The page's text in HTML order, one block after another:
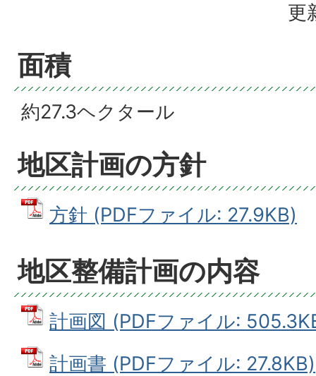
更
面積
約27.3ヘクタール
地区計画の方針
方針 (PDFファイル: 27.9KB)
地区整備計画の内容
計画図 (PDFファイル:
計画書 (PDFファイル: 27.8KB)